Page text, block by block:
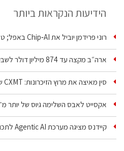
הידיעות הנקראות ביותר
רוני פרידמן יוביל את Chip‑AI באפל; טל ענבר ינהל את…
ארה״ב מקצה עד 874 מיליון דולר לשבע טכנולוגיות שבבים…
סין מאיצה את מרוץ הזיכרונות: CXMT שוקלת להקים מפעל…
אקסייט לאבס השלימה גיוס של יותר מ־300 מיליון דולר…
קיידנס מציגה מערכת Agentic AI לתכנון מעגלים מודפסים…